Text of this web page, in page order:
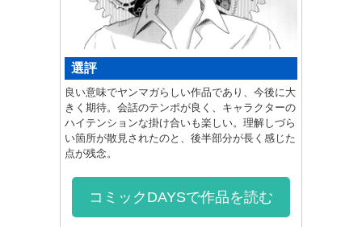
選評
良い意味でヤンマガらしい作品であり、今後に大
きく期待。会話のテンポが良く、キャラクターの
ハイテンションな掛け合いも楽しい。理解しづら
い箇所が散見されたのと、後半部分が長く感じた
点が残念。
コミックDAYSで作品を読む